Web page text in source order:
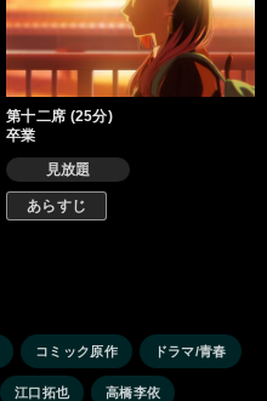
第十二席 (25分)
卒業
見放題
あらすじ
コミック原作 ドラマ/青春
江口拓也 高橋李依